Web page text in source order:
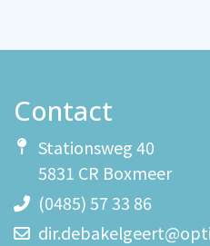
Contact
Stationsweg 40
5831 CR Boxmeer
(0485) 57 33 86